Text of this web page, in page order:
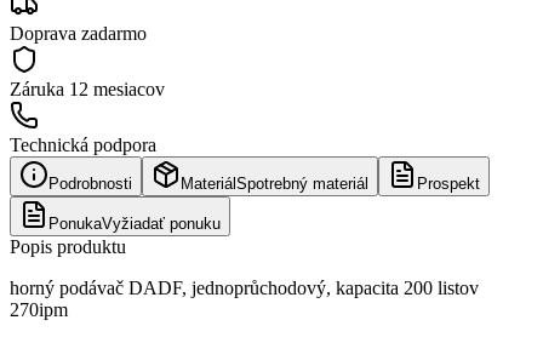
Doprava zadarmo
Záruka 12 mesiacov
Technická podpora
Podrobnosti Materiál Spotrebný materiál Prospekt
PonukaVyžiadať ponuku
Popis produktu
horný podávač DADF, jednoprůchodový, kapacita 200 listov
270ipm